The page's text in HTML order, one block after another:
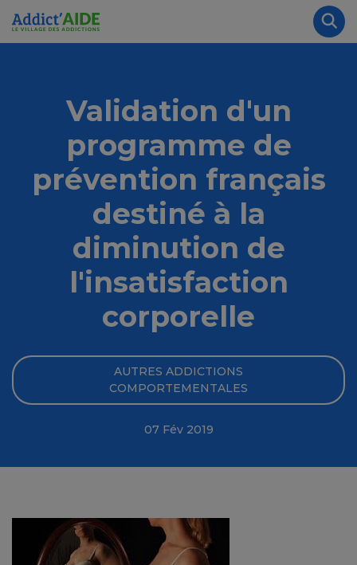
Aller au contenu principal
Validation d'un
programme de
prévention français
destiné à la
diminution de
l'insatisfaction
corporelle
AUTRES ADDICTIONS
COMPORTEMENTALES
07 Fév 2019
Panneau de gestion des cookies